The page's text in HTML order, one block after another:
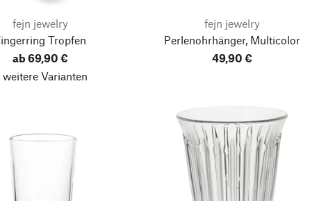
fejn jewelry
Tropfen
ab 69,90 €
weitere Varianten
fejn jewelry
Perlenohrhänger, Multicolor
49,90 €